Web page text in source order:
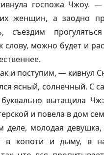
госпожа Чжоу.
женщин, а заодно
съездим
слову, можно будет и
и поступим, — кивнул
ясный, солнечный. С
вытащила
и повела в дом
деле, молодая
в копоти и дыму, в